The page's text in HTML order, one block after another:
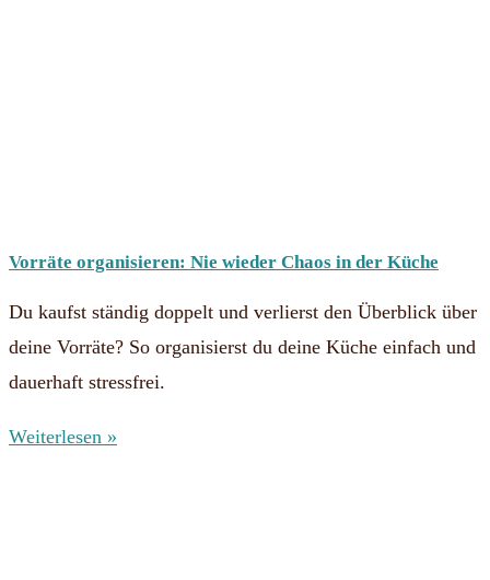
Vorräte organisieren: Nie wieder Chaos in der Küche
Du kaufst ständig doppelt und verlierst den Überblick über
deine Vorräte? So organisierst du deine Küche einfach und
dauerhaft stressfrei.
Weiterlesen »